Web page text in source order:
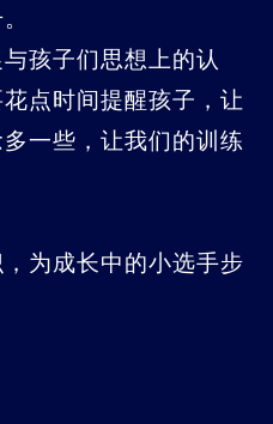
孩子们思想上的认
点时间提醒孩子，让
一些，让我们的训练
为成长中的小选手步